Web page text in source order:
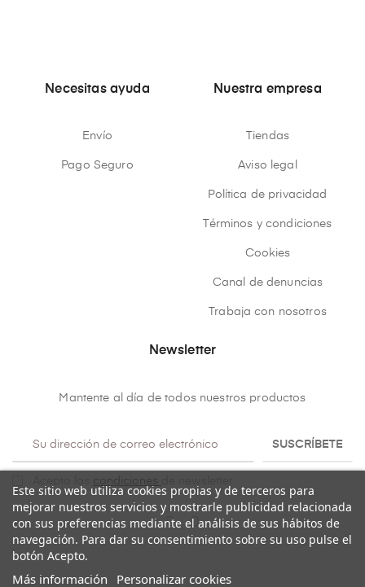
Necesitas ayuda
Envío
Pago Seguro
Nuestra empresa
Tiendas
Aviso legal
Política de privacidad
Términos y condiciones
Cookies
Canal de denuncias
Trabaja con nosotros
Newsletter
Mantente al día de todos nuestros productos
SUSCRÍBETE
condiciones
Este sitio web utiliza cookies propias y de terceros para
mejorar nuestros servicios y mostrarle publicidad relacionada
con sus preferencias mediante el análisis de sus hábitos de
navegación. Para dar su consentimiento sobre su uso pulse el
botón Acepto.
Más información Personalizar cookies